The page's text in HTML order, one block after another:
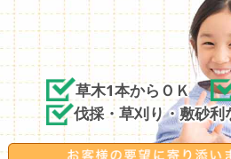
草木1本からＯＫ
伐採・草刈り・敷砂利